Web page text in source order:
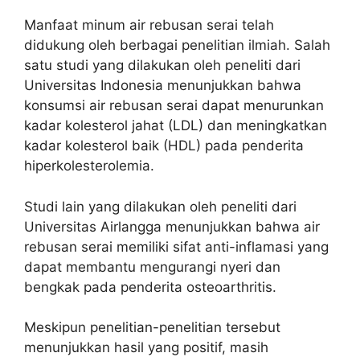
Manfaat minum air rebusan serai telah
didukung oleh berbagai penelitian ilmiah. Salah
satu studi yang dilakukan oleh peneliti dari
Universitas Indonesia menunjukkan bahwa
konsumsi air rebusan serai dapat menurunkan
kadar kolesterol jahat (LDL) dan meningkatkan
kadar kolesterol baik (HDL) pada penderita
hiperkolesterolemia.
Studi lain yang dilakukan oleh peneliti dari
Universitas Airlangga menunjukkan bahwa air
rebusan serai memiliki sifat anti-inflamasi yang
dapat membantu mengurangi nyeri dan
bengkak pada penderita osteoarthritis.
Meskipun penelitian-penelitian tersebut
menunjukkan hasil yang positif, masih